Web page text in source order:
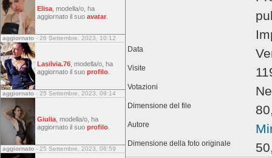
Data
Visite
Votazioni
Dimensione del file
Autore
Dimensione della foto originale
Elisa , modella/o, ha
aggiornato il suo avatar
aggiornato - 26 Settembre, 2023, 10:12
Lasilvia.76 , modella/o, ha
aggiornato il suo profilo
aggiornato - 25 Settembre, 2023, 09:14
Giulia , modella/o, ha
aggiornato il suo profilo
aggiornato - 25 Settembre, 2023, 06:59